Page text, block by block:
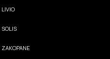
LIVIO
SOLIS
ZAKOPANE